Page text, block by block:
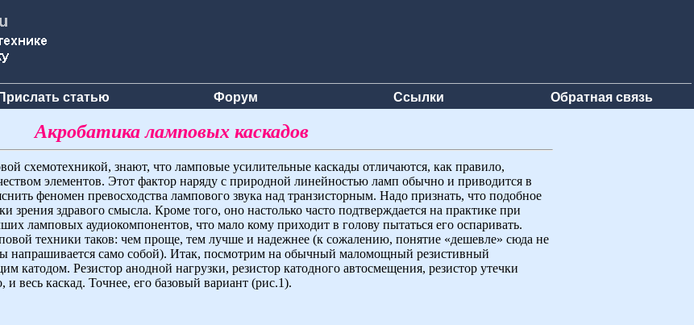
Прислать статью Форум Ссылки Обратная связь
Акробатика ламповых каскадов
схемотехникой, знают, что ламповые усилительные каскады отличаются, как правило,
элементов. Этот фактор наряду с природной линейностью ламп обычно и приводится в
феномен превосходства лампового звука над транзисторным. Надо признать, что подобное
зрения здравого смысла. Кроме того, оно настолько часто подтверждается на практике при
ламповых аудиокомпонентов, что мало кому приходит в голову пытаться его оспаривать.
техники таков: чем проще, тем лучше и надежнее (к сожалению, понятие «дешевле» сюда не
напрашивается само собой). Итак, посмотрим на обычный маломощный резистивный
катодом. Резистор анодной нагрузки, резистор катодного автосмещения, резистор утечки
весь каскад. Точнее, его базовый вариант (рис.1).